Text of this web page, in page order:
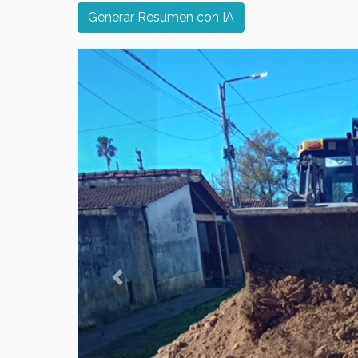
Generar Resumen con IA
Previous